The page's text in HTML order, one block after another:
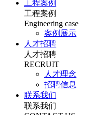
工程案例
工程案例
Engineering case
案例展示
人才招聘
人才招聘
RECRUIT
人才理念
招聘信息
联系我们
联系我们